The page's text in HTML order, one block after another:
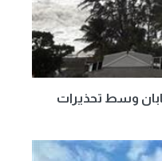
وسط تحذيرات